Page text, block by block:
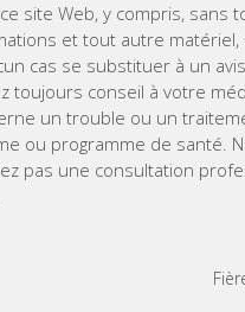
site Web, y compris, sans
et tout autre
cas se substituer à un
toujours conseil à votre
un trouble ou un
ou programme de santé.
pas une consultation